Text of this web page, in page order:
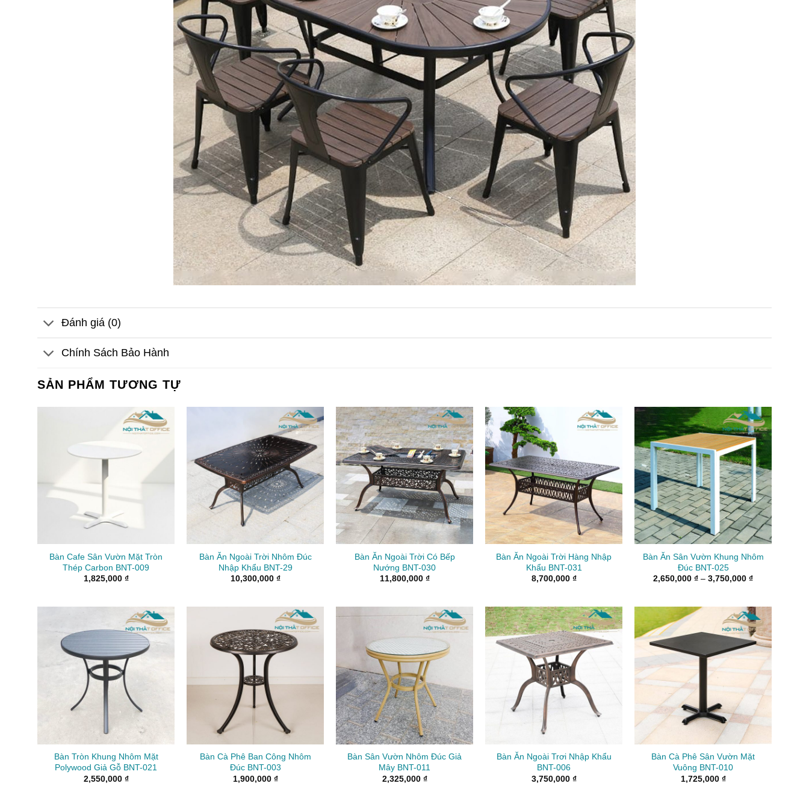
Đánh giá (0)
Chính Sách Bảo Hành
SẢN PHẨM TƯƠNG TỰ
Bàn Cafe Sân Vườn Mặt Tròn
Thép Carbon BNT-009
1,825,000 ₫
Bàn Ăn Ngoài Trời Nhôm Đúc
Nhập Khẩu BNT-29
10,300,000 ₫
Bàn Ăn Ngoài Trời Có Bếp
Nướng BNT-030
11,800,000 ₫
Bàn Ăn Ngoài Trời Hàng Nhập
Khẩu BNT-031
8,700,000 ₫
Bàn Ăn Sân Vườn Khung Nhôm
Đúc BNT-025
2,650,000 ₫ – 3,750,000 ₫Khoảng
đến
3,750,000 ₫
Bàn Tròn Khung Nhôm Mặt
Polywood Giả Gỗ BNT-021
2,550,000 ₫
Bàn Cà Phê Ban Công Nhôm
Đúc BNT-003
1,900,000 ₫
Bàn Sân Vườn Nhôm Đúc Giả
Mây BNT-011
2,325,000 ₫
Bàn Ăn Ngoài Trơi Nhập Khẩu
BNT-006
3,750,000 ₫
Bàn Cà Phê Sân Vườn Mặt
Vuông BNT-010
1,725,000 ₫